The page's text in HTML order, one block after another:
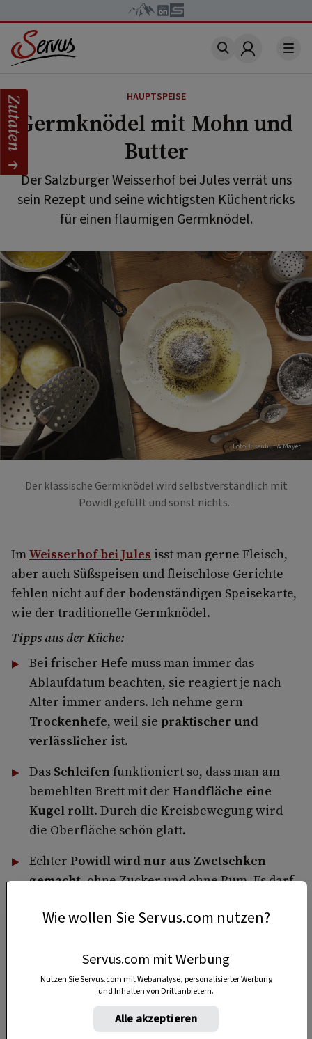
Account
HAUPTSPEISE
Germknödel mit Mohn und
Butter
Der Salzburger Weisserhof bei Jules verrät uns
sein Rezept und seine wichtigsten Küchentricks
für einen flaumigen Germknödel.
Foto: Eisenhut & Mayer
Der klassische Germknödel wird selbstverständlich mit
Powidl gefüllt und sonst nichts.
ImWeisserhof bei Jules isst man gerne Fleisch,
aber auch Süßspeisen und fleischlose Gerichte
fehlen nicht auf der bodenständigen Speisekarte,
wie der traditionelle Germknödel.
Tipps aus der Küche:
Bei frischer Hefe muss man immer das
Ablaufdatum beachten, sie reagiert je nach
Alter immer anders. Ich nehme gern
Trockenhefe, weil sie praktischer und
verlässlicher ist.
Das Schleifen funktioniert so, dass man am
bemehlten Brett mit der Handfläche eine
Kugel rollt. Durch die Kreisbewegung wird
die Oberfläche schön glatt.
Echter Powidl wird nur aus Zwetschken
gemacht, ohne Zucker und ohne Rum. Es darf
Küchentuch oder Frischhaltefolie lose
bedecken, damit der Teig nicht austrocknet.
Nicht ganz aufgehen lassen, sonst fallen sie
beim Aufheben zusammen.
Zutaten
Wie wollen Sie Servus.com nutzen?
Servus.com mit Werbung
Nutzen Sie Servus.com mit Webanalyse, personalisierter Werbung
und Inhalten von Drittanbietern.
Alle akzeptieren